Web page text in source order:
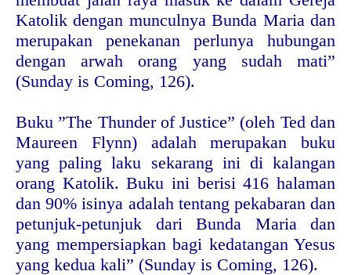
Katolik dengan munculnya Bunda Maria dan
merupakan penekanan perlunya hubungan
dengan arwah orang yang sudah mati”
(Sunday is Coming, 126).
Buku ”The Thunder of Justice” (oleh Ted dan
Maureen Flynn) adalah merupakan buku
yang paling laku sekarang ini di kalangan
orang Katolik. Buku ini berisi 416 halaman
dan 90% isinya adalah tentang pekabaran dan
petunjuk-petunjuk dari Bunda Maria dan
yang mempersiapkan bagi kedatangan Yesus
yang kedua kali” (Sunday is Coming, 126).